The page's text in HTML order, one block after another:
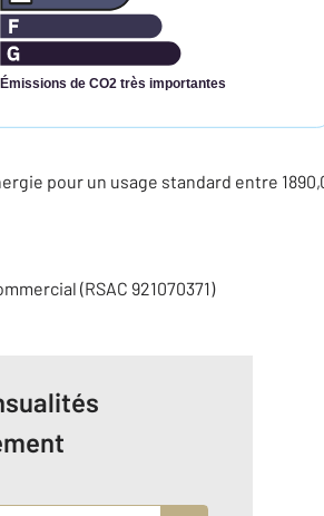
Émissions de CO2 très importantes
pour un usage standard entre
(RSAC 921070371)